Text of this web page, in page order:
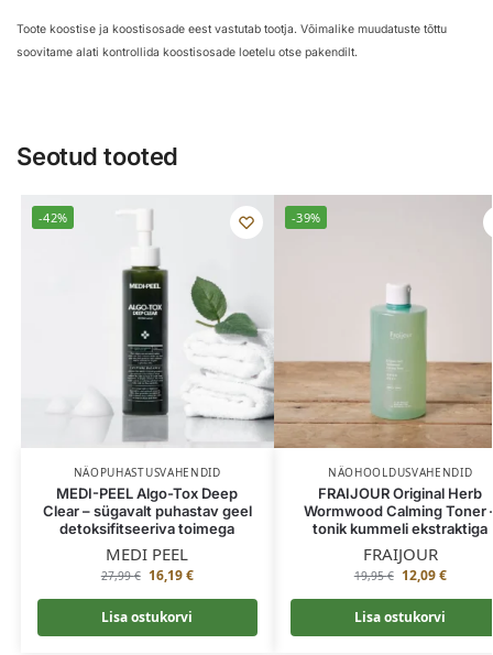
Toote koostise ja koostisosade eest vastutab tootja. Võimalike muudatuste tõttu
soovitame alati kontrollida koostisosade loetelu otse pakendilt.
Seotud tooted
-42%
NÄOPUHASTUSVAHENDID
MEDI-PEEL Algo-Tox Deep
Clear – sügavalt puhastav geel
detoksifitseeriva toimega
MEDI PEEL
27,99€ 16,19€
Lisa ostukorvi
-39%
NÄOHOOLDUSVAHENDID
FRAIJOUR Original Herb
Wormwood Calming Toner
tonik kummeli ekstraktiga
FRAIJOUR
19,95€ 12,09€
Lisa ostukorvi